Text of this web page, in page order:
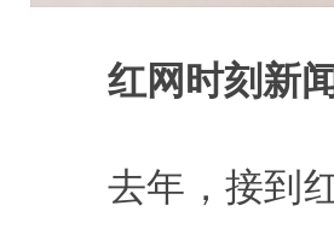
红网时刻新
去年，接到